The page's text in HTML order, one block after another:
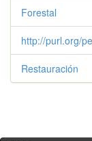
Forestal
http://purl.org/
Restauración